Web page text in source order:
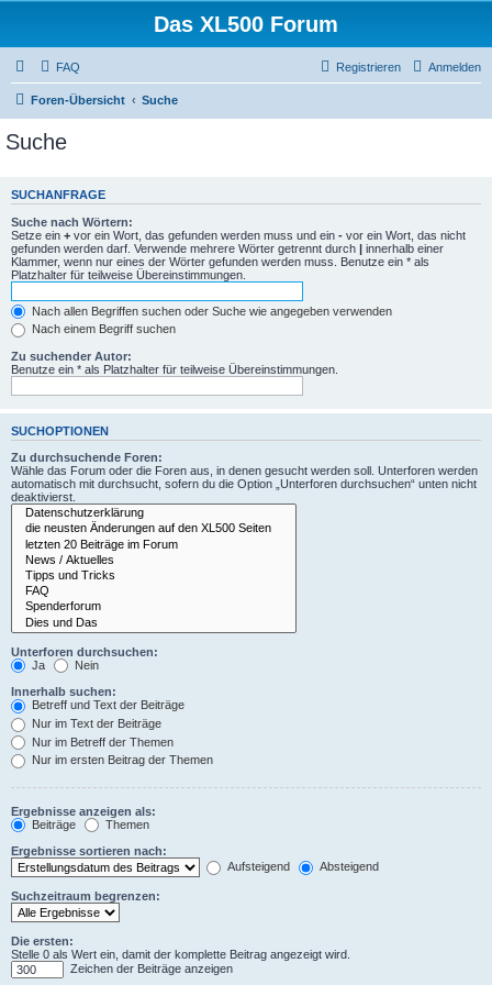
Das XL500 Forum
FAQ Anmelden
Registrieren
Foren-Übersicht Suche
Suche
SUCHANFRAGE
Suche nach Wörtern:
Setze ein + vor ein Wort, das gefunden werden muss und ein - vor ein Wort, das nicht
gefunden werden darf. Verwende mehrere Wörter getrennt durch | innerhalb einer
Klammer, wenn nur eines der Wörter gefunden werden muss. Benutze ein * als
Platzhalter für teilweise Übereinstimmungen.
Nach allen Begriffen suchen oder Suche wie angegeben verwenden
Nach einem Begriff suchen
Zu suchender Autor:
Benutze ein * als Platzhalter für teilweise Übereinstimmungen.
SUCHOPTIONEN
Zu durchsuchende Foren:
Wähle das Forum oder die Foren aus, in denen gesucht werden soll. Unterforen werden
automatisch mit durchsucht, sofern du die Option „Unterforen durchsuchen“ unten nicht
deaktivierst.
Unterforen durchsuchen:
Ja
Nein
Innerhalb suchen:
Betreff und Text der Beiträge
Nur im Text der Beiträge
Nur im Betreff der Themen
Nur im ersten Beitrag der Themen
Ergebnisse anzeigen als:
Beiträge
Themen
Ergebnisse sortieren nach:
Aufsteigend
Absteigend
Suchzeitraum begrenzen:
Die ersten:
Stelle 0 als Wert ein, damit der komplette Beitrag angezeigt wird.
Zeichen der Beiträge anzeigen